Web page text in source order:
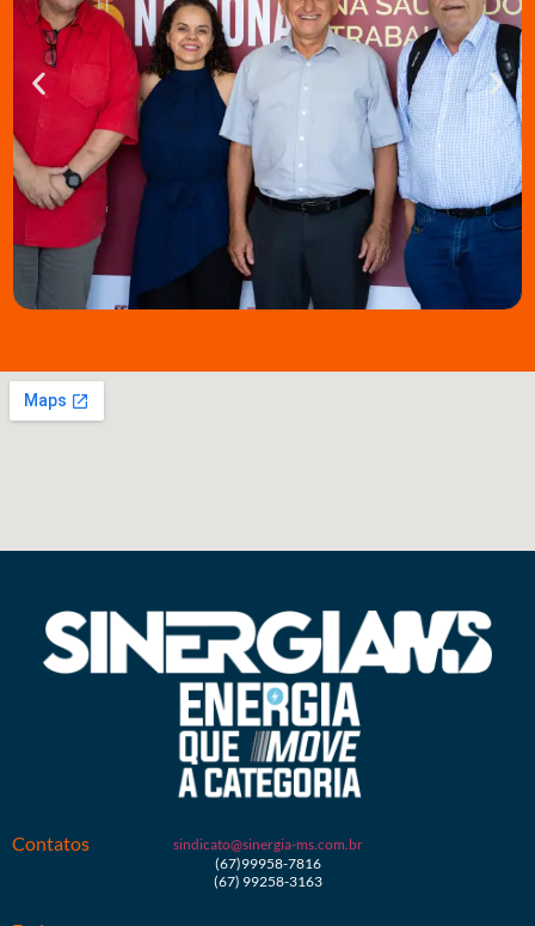
Contatos
sindicato@sinergia-ms.com.br
(67)99958-7816
(67) 99258-3163